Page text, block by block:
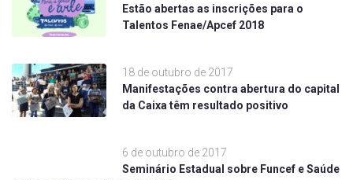
Estão abertas as inscrições para o
Talentos Fenae/Apcef 2018
18 de outubro de 2017
Manifestações contra abertura do capital
da Caixa têm resultado positivo
6 de outubro de 2017
Seminário Estadual sobre Funcef e Saúde